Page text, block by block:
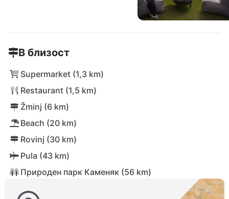
В близост
Supermarket (1,3 km)
Restaurant (1,5 km)
Žminj (6 km)
Beach (20 km)
Rovinj (30 km)
Pula (43 km)
Природен парк Каменяк (56 km)